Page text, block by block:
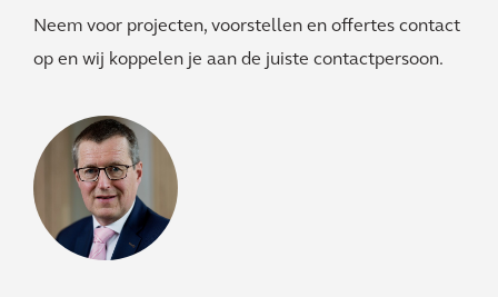
Neem voor projecten, voorstellen en offertes contact
op en wij koppelen je aan de juiste contactpersoon.